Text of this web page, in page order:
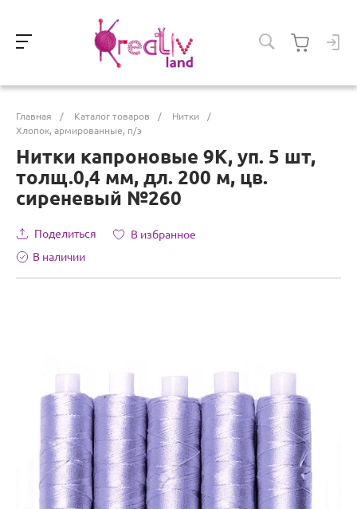
Главная / Каталог товаров / Нитки
/
Хлопок, армированные, п/э
Нитки капроновые 9К, уп. 5 шт,
толщ.0,4 мм, дл. 200 м, цв.
сиреневый №260
Поделиться
В избранное
В наличии